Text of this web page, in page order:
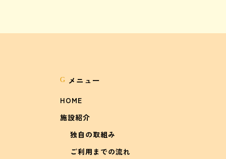
G メニュー
HOME
施設紹介
独自の取組み
ご利用までの流れ